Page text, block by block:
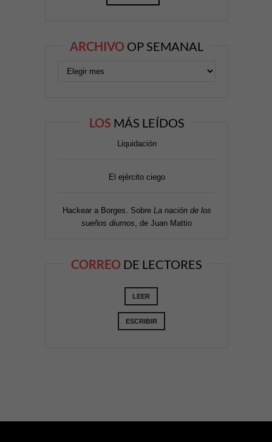
ARCHIVO OP SEMANAL
LOS MÁS LEÍDOS
Liquidación
El ejército ciego
Hackear a Borges. Sobre La nación de los
sueños diurnos , de Juan Mattio
CORREO DE LECTORES
LEER
ESCRIBIR